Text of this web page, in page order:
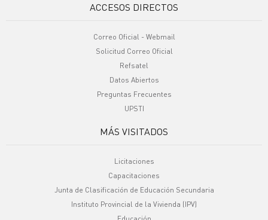
ACCESOS DIRECTOS
Correo Oficial - Webmail
Solicitud Correo Oficial
Refsatel
Datos Abiertos
Preguntas Frecuentes
UPSTI
MÁS VISITADOS
Licitaciones
Capacitaciones
Junta de Clasificación de Educación Secundaria
Instituto Provincial de la Vivienda (IPV)